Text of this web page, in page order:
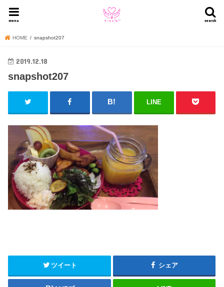
search
menu
HOME snapshot207
2019.12.18
snapshot207
LINE
ツイート シェア